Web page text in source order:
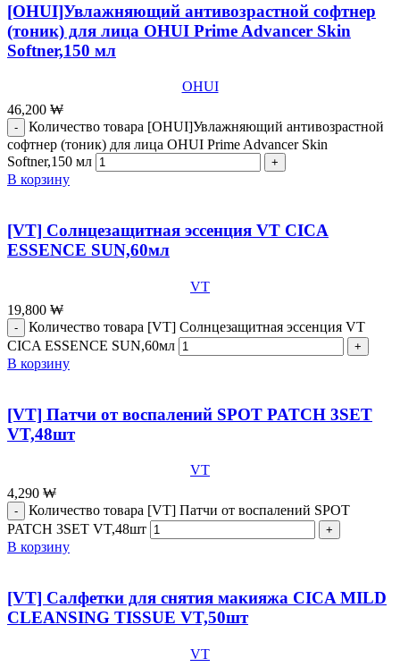
[OHUI]Увлажняющий антивозрастной софтнер
(тоник) для лица ОHUI Prime Advancer Skin
Softner,150 мл
OHUI
46,200 ₩
Количество товара [OHUI]Увлажняющий антивозрастной
софтнер (тоник) для лица ОHUI Prime Advancer Skin
Softner,150 мл
В корзину
[VT] Солнцезащитная эссенция VT CICA
ESSENCE SUN,60мл
VT
19,800 ₩
Количество товара [VT] Солнцезащитная эссенция VT
CICA ESSENCE SUN,60мл
В корзину
[VT] Патчи от воспалений SPOT PATCH 3SET
VT,48шт
VT
4,290 ₩
Количество товара [VT] Патчи от воспалений SPOT
PATCH 3SET VT,48шт
В корзину
[VT] Салфетки для снятия макияжа CICA MILD
CLEANSING TISSUE VT,50шт
VT